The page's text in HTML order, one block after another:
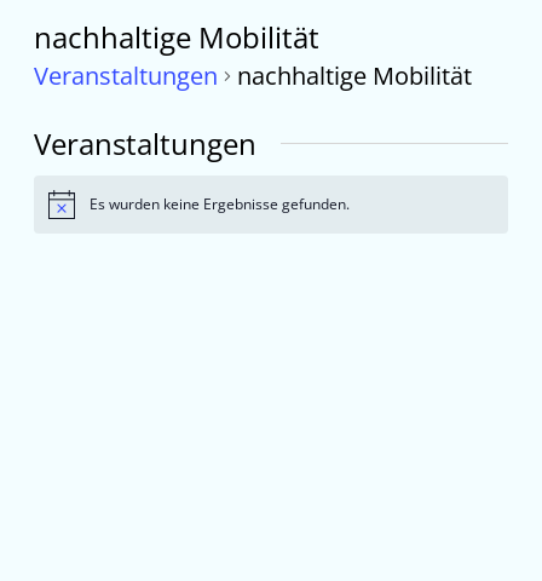
nachhaltige Mobilität
Veranstaltungen nachhaltige Mobilität
Veranstaltungen
HinweisEs wurden keine Ergebnisse gefunden.